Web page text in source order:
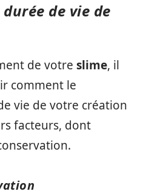
de vie de
de votre slime, il
comment le
vie de votre création
facteurs, dont